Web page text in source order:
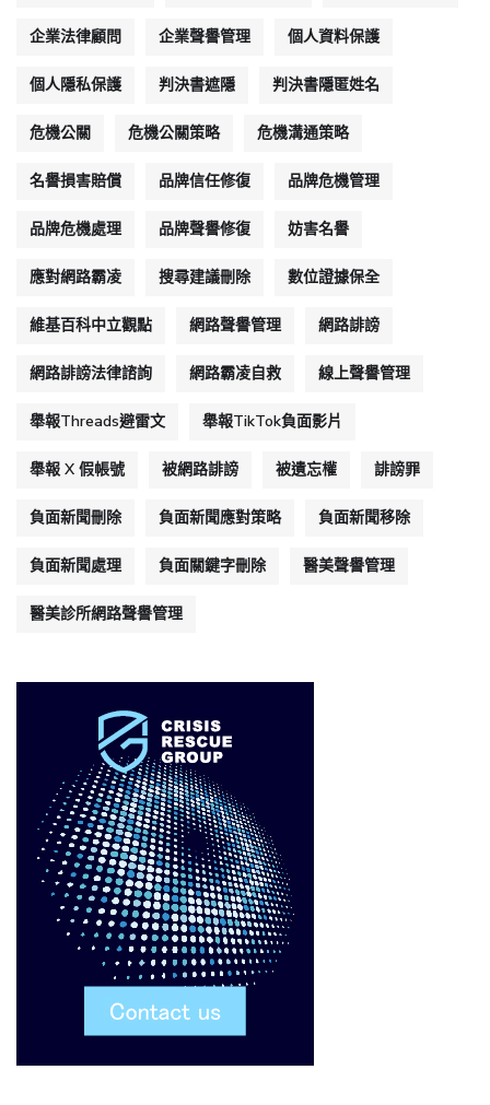
企業法律顧問 企業聲譽管理 個人資料保護
個人隱私保護 判決書遮隱 判決書隱匿姓名
危機公關 危機公關策略 危機溝通策略
名譽損害賠償 品牌信任修復 品牌危機管理
品牌危機處理 品牌聲譽修復 妨害名譽
應對網路霸凌 搜尋建議刪除 數位證據保全
維基百科中立觀點 網路聲譽管理 網路誹謗
網路誹謗法律諮詢 網路霸凌自救 線上聲譽管理
舉報Threads避雷文 舉報TikTok負面影片
舉報 X 假帳號 被網路誹謗 被遺忘權 誹謗罪
負面新聞刪除 負面新聞應對策略 負面新聞移除
負面新聞處理 負面關鍵字刪除 醫美聲譽管理
醫美診所網路聲譽管理